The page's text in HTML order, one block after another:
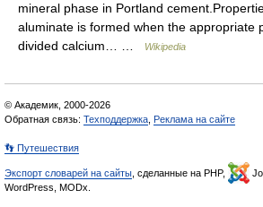
mineral phase in Portland
aluminate is formed when the appropriate
divided calcium… …
Wikipedia
© Академик, 2000-2026
Обратная связь: Техподдержка Реклама на сайте
👣 Путешествия
Экспорт словарей на сайты , сделанные на PHP,
WordPress, MODx.